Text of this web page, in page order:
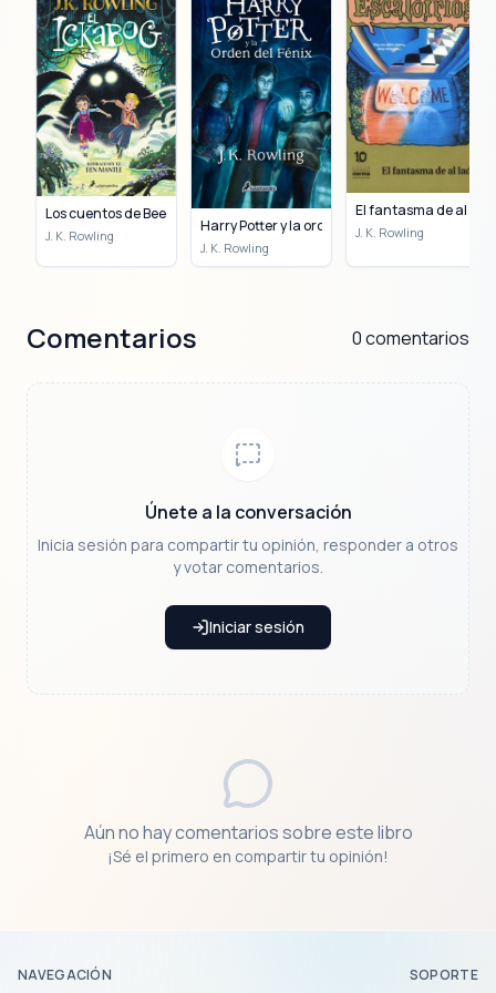
de estrechez económica en Edimburgo, finalizó
el manuscrito de "Harry Potter y la piedra
filosofal", el cual, después de múltiples rechazos,
fue publicado en 1997. La serie de siete libros de
Harry Potter se convirtió en un fenómeno global,
vendiendo más de 500 millones de ejemplares y
siendo traducida a más de ochenta idiomas,
inspirando una exitosa franquicia
cinematográfica y diversos productos. Este éxito
la catapultó de la pobreza a ser una de las
autoras más ricas del mundo. Además de la
saga del joven mago, Rowling ha incursionado
en la literatura para adultos con "Una vacante
imprevista" (2012) y la aclamada serie de novela
negra "Cormoran Strike", publicada bajo el
Rowling es reconocida por su filantropía,
destinando gran parte de sus ganancias a
y la investigación de la esclerosis múltiple en
del Imperio Británico y el Premio Hans Christian
Los cuentos de Beedel el Bardo
J. K. Rowling
Harry Potter y la orden del Fénix
J. K. Rowling
El fantasma de al
J. K. Rowling
Comentarios 0 comentarios
Únete a la conversación
Inicia sesión para compartir tu opinión, responder a otros
y votar comentarios.
Iniciar sesión
Aún no hay comentarios sobre este libro
¡Sé el primero en compartir tu opinión!
NAVEGACIÓN SOPORTE